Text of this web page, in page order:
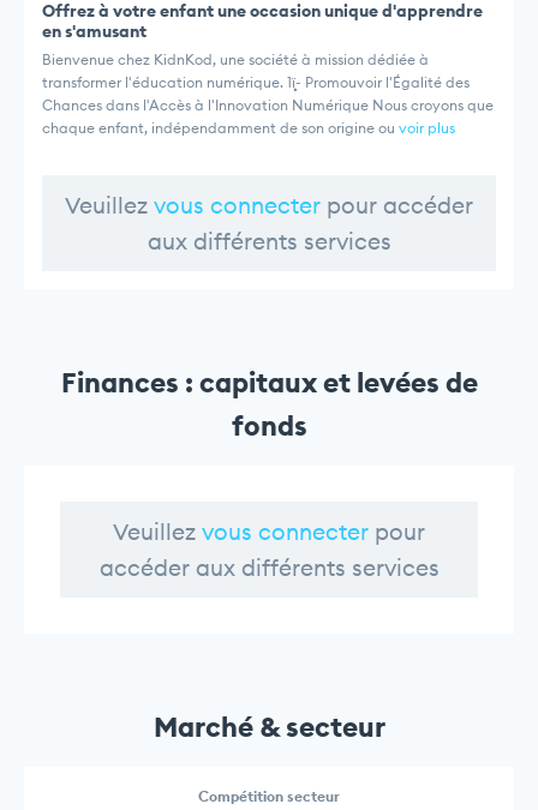
Offrez à votre enfant une occasion unique d'apprendre
en s'amusant
Bienvenue chez KidnKod, une société à mission dédiée à
transformer l'éducation numérique. 1ï¸- Promouvoir l'Égalité des
Chances dans l'Accès à l'Innovation Numérique Nous croyons que
chaque enfant, indépendamment de son origine ou voir plus
Veuillez vous connecter pour accéder
aux différents services
Finances : capitaux et levées de
fonds
Veuillez vous connecter pour
accéder aux différents services
Marché & secteur
Compétition secteur